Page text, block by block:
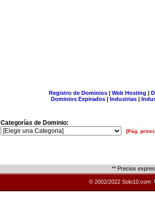
Registro de Dominios| Web Hosting |
Dominios Expirados | Industrias |
Categorías de Dominio:
[Pág.
** Precios
© 2002/2022 Solo10.com